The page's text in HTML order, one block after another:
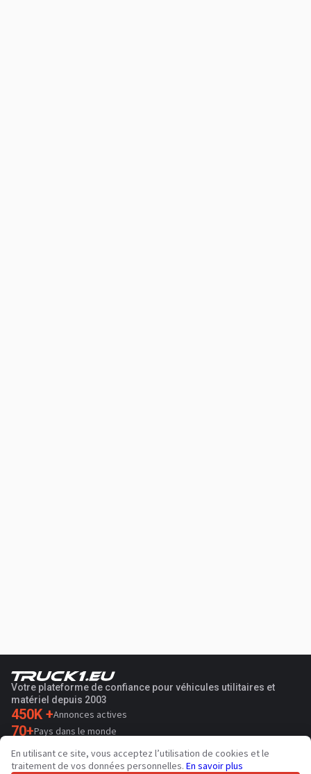
Votre plateforme de confiance pour véhicules utilitaires et
matériel depuis 2003
450K +Annonces actives
70+Pays dans le monde
36 Langues prises en charge
4.7/5
En utilisant ce site, vous acceptez l’utilisation de cookies et le
traitement de vos données personnelles. En savoir plus